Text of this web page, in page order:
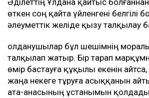
өткен соң қайта үйленгені белгілі
әлеуметтік желіде қызу талқылау
талқылап жатыр. Бір тарап
өмір бастауға құқылы екенін айтса,
жаңа некеге тұруға асыққанын
ата-анасының ұстанымын